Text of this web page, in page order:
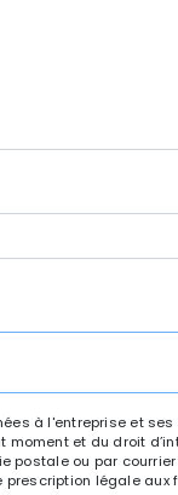
à l'entreprise et
et du droit
postale ou par
légale